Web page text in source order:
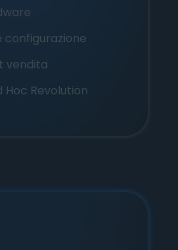
configurazione
vendita
Revolution